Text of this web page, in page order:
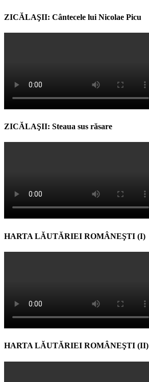
ZICĂLAŞII: Cântecele lui Nicolae Picu
ZICĂLAŞII: Steaua sus răsare
HARTA LĂUTĂRIEI ROMÂNEŞTI (I)
HARTA LĂUTĂRIEI ROMÂNEŞTI (II)